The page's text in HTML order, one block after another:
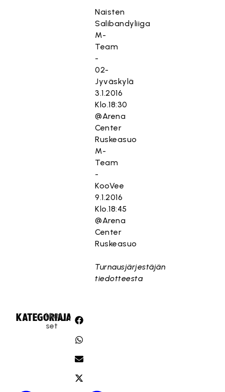
Naisten
Salibandyliiga
M-
Team
-
02-
Jyväskylä
3.1.2016
Klo.18:30
@Arena
Center
Ruskeasuo
M-
Team
-
KooVee
9.1.2016
Klo.18:45
@Arena
Center
Ruskeasuo
Turnausjärjestäjän
tiedotteesta
KATEGORIA:
Uuti
set
JAA: